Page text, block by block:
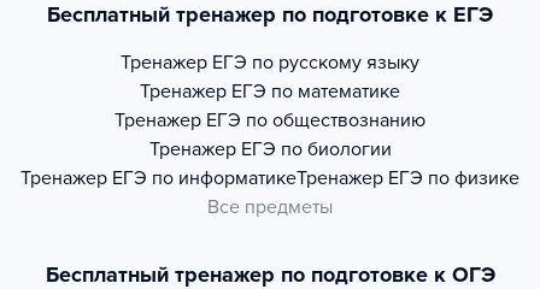
Бесплатный тренажер по подготовке к ЕГЭ
Тренажер ЕГЭ по русскому языку
Тренажер ЕГЭ по математике
Тренажер ЕГЭ по обществознанию
Тренажер ЕГЭ по биологии
Тренажер ЕГЭ по информатикеТренажер ЕГЭ по физике
Все предметы
Бесплатный тренажер по подготовке к ОГЭ